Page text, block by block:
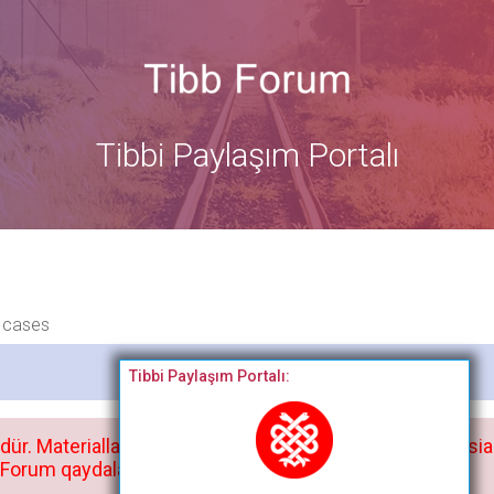
Tibbi Paylaşım Portalı
Bitdi
Tibbi Paylaşım Portalı:
Materialları istisnasız heç bir qrupda, saytda və
qaydaları ilə mütləq tanış olun: